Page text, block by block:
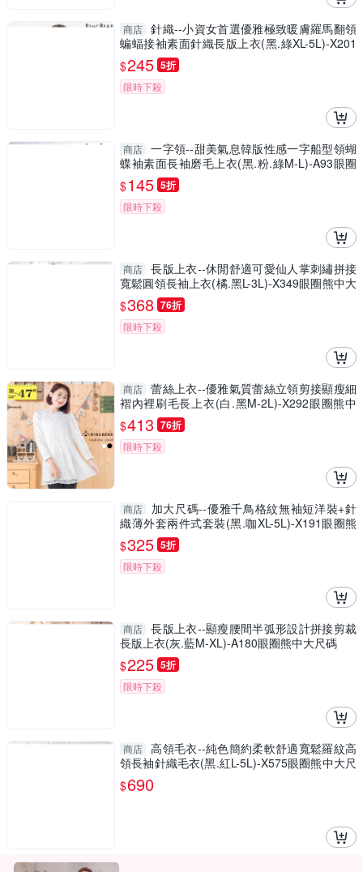
商店 針織--小資女首選優雅極致暖膚羅馬翻領
蝙蝠接袖素面針織長版上衣(黑.綠XL-5L)-X201
眼圈熊中大尺碼
$245 5折
限時下殺
商店 一字領--甜美氣息韓版性感一字船型領蝴
蝶袖素面長袖磨毛上衣(黑.粉.綠M-L)-A93眼圈
熊中大尺碼
$145 5折
限時下殺
商店 長版上衣--休閒舒適可愛仙人掌刺繡拼接
寬鬆圓領長袖上衣(橘.黑L-3L)-X349眼圈熊中大
尺碼
$368 76折
限時下殺
商店 蕾絲上衣--優雅氣質蕾絲立領剪接顯瘦細
褶內裡刷毛長上衣(白.黑M-2L)-X292眼圈熊中
大尺碼
$413 76折
限時下殺
商店
加大尺碼--優雅千鳥格紋無袖短洋裝+針
織薄外套兩件式套裝(黑.咖XL-5L)-X191眼圈熊
中大尺碼
$325 5折
限時下殺
商店 長版上衣--顯瘦腰間半弧形設計拼接剪裁
長版上衣(灰.藍M-XL)-A180眼圈熊中大尺碼
$225 5折
限時下殺
商店 高領毛衣--純色簡約柔軟舒適寬鬆羅紋高
領長袖針織毛衣(黑.紅L-5L)-X575眼圈熊中大尺
碼
$690